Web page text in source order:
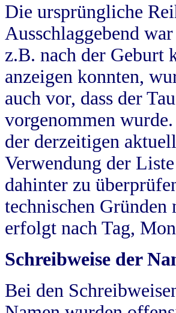
Die ursprüngliche
Ausschlaggebend
z.B. nach der Geburt
anzeigen konnten,
auch vor, dass der
vorgenommen
der derzeitigen
Verwendung der
dahinter zu
technischen
erfolgt nach Tag,
Schreibweise der
Bei den